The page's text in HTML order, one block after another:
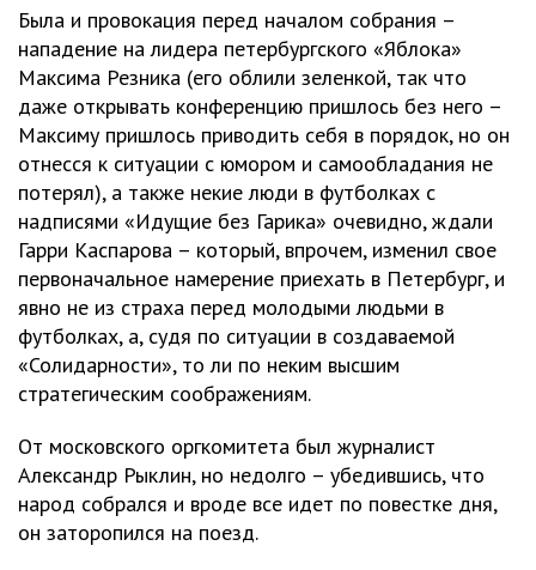
Была и провокация перед началом собрания –
нападение на лидера петербургского «Яблока»
Максима Резника (его облили зеленкой, так что
даже открывать конференцию пришлось без него –
Максиму пришлось приводить себя в порядок, но он
отнесся к ситуации с юмором и самообладания не
потерял), а также некие люди в футболках с
надписями «Идущие без Гарика» очевидно, ждали
Гарри Каспарова – который, впрочем, изменил свое
первоначальное намерение приехать в Петербург, и
явно не из страха перед молодыми людьми в
футболках, а, судя по ситуации в создаваемой
«Солидарности», то ли по неким высшим
стратегическим соображениям.
От московского оргкомитета был журналист
Александр Рыклин, но недолго – убедившись, что
народ собрался и вроде все идет по повестке дня,
он заторопился на поезд.